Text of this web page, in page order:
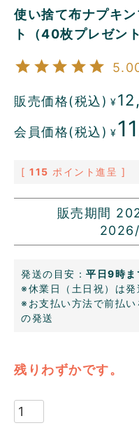
使い捨て布ナプキ
ト（40枚プレゼント
販売価格(税込) ¥
会員価格(税込) ¥
[ 115 ポイント進呈 ]
販売期間
発送の目安： 平日9時ま
※休業日（土日祝）は発
※お支払い方法で前払
の発送
残りわずかです。